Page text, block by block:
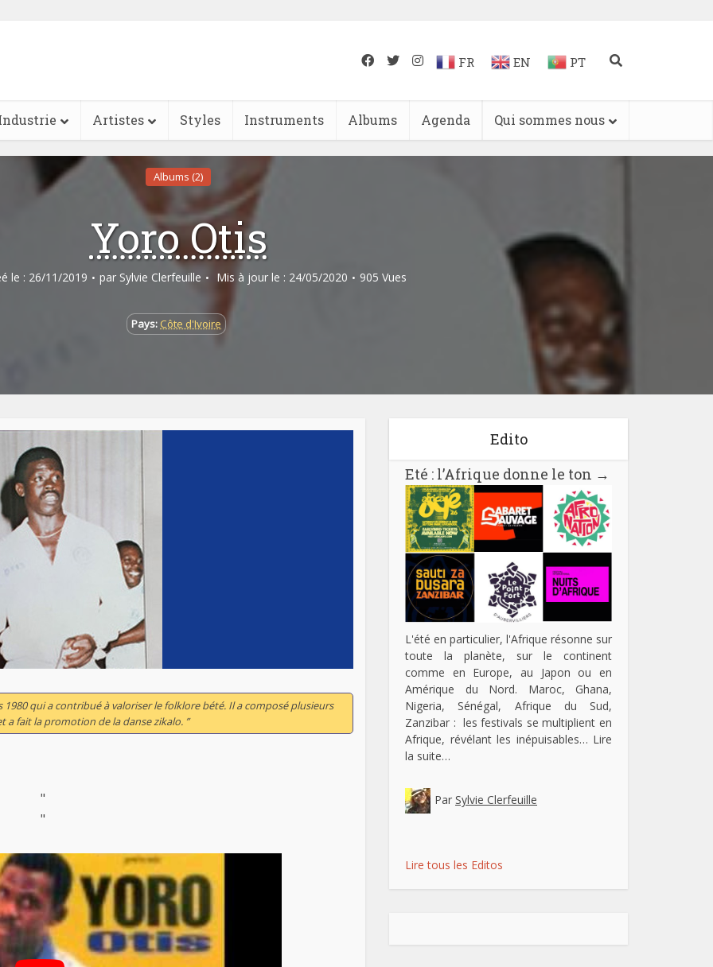
FR EN PT
Artistes Styles Instruments Albums Agenda Qui sommes nous
Albums (2)
Yoro Otis
le : 26/11/2019 par Sylvie Clerfeuille Mis à jour le : 24/05/2020 905 Vues
Pays: Côte d'Ivoire
qui a contribué à valoriser le folklore bété. Il a composé plusieurs
a fait la promotion de la danse zikalo. ”
"
"
Edito
Eté : l’Afrique donne le ton →
L'été en particulier, l'Afrique résonne sur
toute la planète, sur le continent
comme en Europe, au Japon ou en
Amérique du Nord. Maroc, Ghana,
Nigeria, Sénégal, Afrique du Sud,
Zanzibar : les festivals se multiplient en
Afrique, révélant les inépuisables… Lire
la suite…
Par Sylvie Clerfeuille
Lire tous les Editos